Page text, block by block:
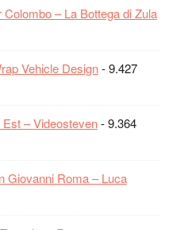
– La Bottega di Zula
Vehicle Design- 9.427
– Videosteven- 9.364
Giovanni Roma – Luca